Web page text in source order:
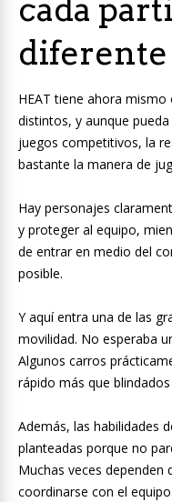
cada
diferente
HEAT tiene ahora
distintos, y aunque
juegos competitivos, la
bastante la manera de
Hay personajes
y proteger al equipo,
de entrar en medio del
posible.
Y aquí entra una de las
movilidad. No esperaba
Algunos carros
rápido más que
Además, las habilidades
planteadas porque no
Muchas veces
coordinarse con el equipo.